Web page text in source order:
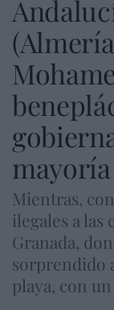
Mientras,
ilegales a las
Granada,
sorprendido
playa, con